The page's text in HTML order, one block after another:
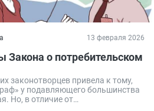
13 февраля 2026
о потребительском
законотворцев привела к тому,
у подавляющего большинства
Но, в отличие от